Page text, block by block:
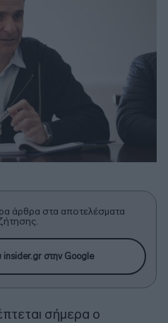
άρθρα στα αποτελέσματα
insider.gr στην Google
σήμερα ο